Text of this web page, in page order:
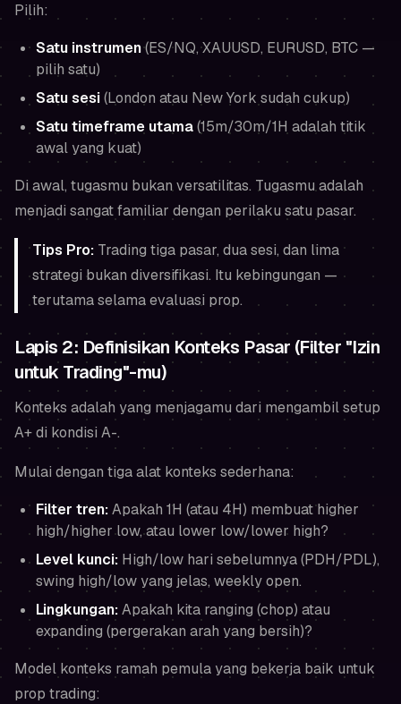
Pilih:
Satu instrumen(ES/NQ, XAUUSD, EURUSD, BTC —
pilih satu)
Satu sesi(London atau New York sudah cukup)
Satu timeframe utama(15m/30m/1H adalah titik
awal yang kuat)
Di awal, tugasmu bukan versatilitas. Tugasmu adalah
menjadi sangat familiar dengan perilaku satu pasar.
Tips Pro: Trading tiga pasar, dua sesi, dan lima
strategi bukan diversifikasi. Itu kebingungan —
terutama selama evaluasi prop.
Lapis 2: Definisikan Konteks Pasar (Filter "Izin
untuk Trading"-mu)
Konteks adalah yang menjagamu dari mengambil setup
A+ di kondisi A-.
Mulai dengan tiga alat konteks sederhana:
Filter tren:Apakah 1H (atau 4H) membuat higher
high/higher low, atau lower low/lower high?
Level kunci: High/low hari sebelumnya (PDH/PDL),
swing high/low yang jelas, weekly open.
Lingkungan:Apakah kita ranging (chop) atau
expanding (pergerakan arah yang bersih)?
Model konteks ramah pemula yang bekerja baik untuk
prop trading: